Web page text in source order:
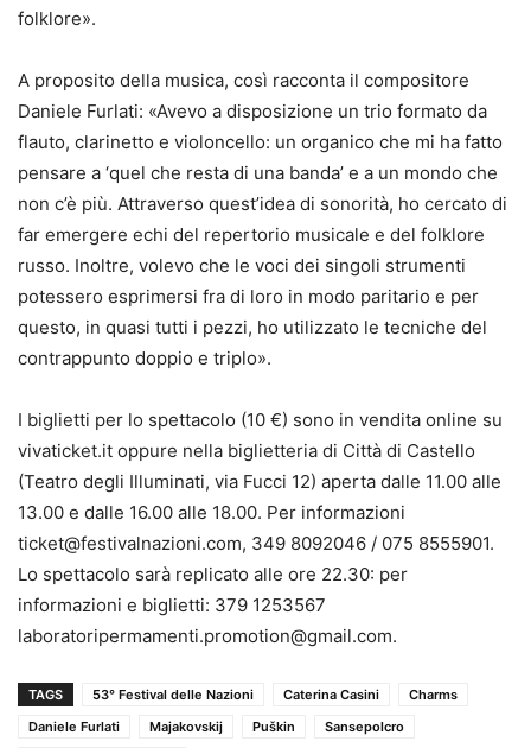
folklore».
A proposito della musica, così racconta il compositore
Daniele Furlati: «Avevo a disposizione un trio formato da
flauto, clarinetto e violoncello: un organico che mi ha fatto
pensare a ‘quel che resta di una banda’ e a un mondo che
non c’è più. Attraverso quest’idea di sonorità, ho cercato di
far emergere echi del repertorio musicale e del folklore
russo. Inoltre, volevo che le voci dei singoli strumenti
potessero esprimersi fra di loro in modo paritario e per
questo, in quasi tutti i pezzi, ho utilizzato le tecniche del
contrappunto doppio e triplo».
I biglietti per lo spettacolo (10 €) sono in vendita online su
vivaticket.it oppure nella biglietteria di Città di Castello
(Teatro degli Illuminati, via Fucci 12) aperta dalle 11.00 alle
13.00 e dalle 16.00 alle 18.00. Per informazioni
ticket@festivalnazioni.com, 349 8092046 / 075 8555901.
Lo spettacolo sarà replicato alle ore 22.30: per
informazioni e biglietti: 379 1253567
laboratoripermamenti.promotion@gmail.com.
TAGS 53° Festival delle Nazioni Caterina Casini
Charms
Daniele Furlati
Majakovskij Puškin
Sansepolcro